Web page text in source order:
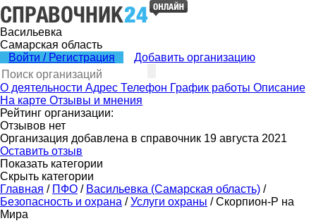
Васильевка
Самарская область
Войти / Регистрация
Добавить организацию
О деятельности Адрес Телефон График работы Описание
На карте Отзывы и мнения
Рейтинг организации:
Отзывов нет
Организация добавлена в справочник 19 августа 2021
Оставить отзыв
Показать категории
Скрыть категории
Главная / ПФО / Васильевка (Самарская область) /
Безопасность и охрана / Услуги охраны / Скорпион-Р на
Мира